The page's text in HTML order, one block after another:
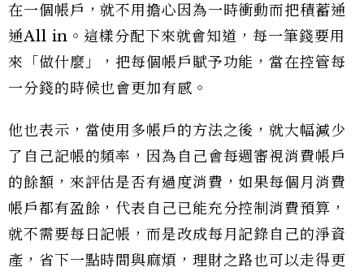
在一個帳戶，就不用擔心因為一時衝動而把積蓄通
通All in。這樣分配下來就會知道，每一筆錢要用
來「做什麼」，把每個帳戶賦予功能，當在控管每
一分錢的時候也會更加有感。
他也表示，當使用多帳戶的方法之後，就大幅減少
了自己記帳的頻率，因為自己會每週審視消費帳戶
的餘額，來評估是否有過度消費，如果每個月消費
帳戶都有盈餘，代表自己已能充分控制消費預算，
就不需要每日記帳，而是改成每月記錄自己的淨資
產，省下一點時間與麻煩，理財之路也可以走得更